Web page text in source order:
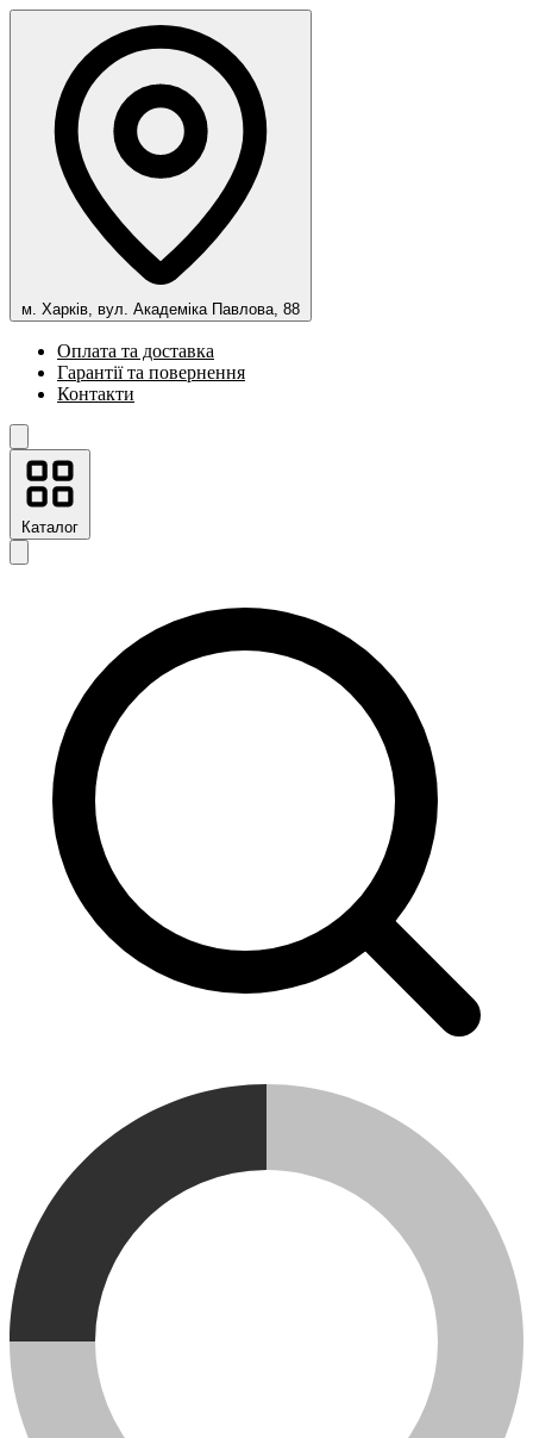
м. Харків, вул. Академіка Павлова, 88
Оплата та доставка
Гарантії та повернення
Контакти
Каталог